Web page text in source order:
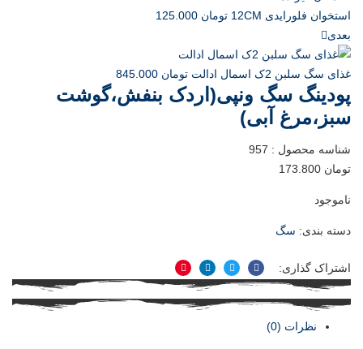
استخوان فلورایدی 12CM تومان
بعدی
غذای سگ سلبن 2ک اسمال ادالت تومان
پودینگ سگ ونپی(اردک بنفش،گوشت
سبز،مرغ آبی)
شناسه محصول : 957
تومان
ناموجود
دسته بندی: سگ
اشتراک گذاری:
فیسبوکتوییترلینکدینپینترست
نظرات (0)